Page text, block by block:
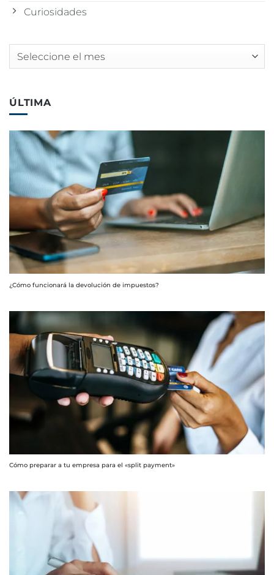
Curiosidades
Archivos
ÚLTIMA
¿Cómo funcionará la devolución de impuestos?
Cómo preparar a tu empresa para el «split payment»